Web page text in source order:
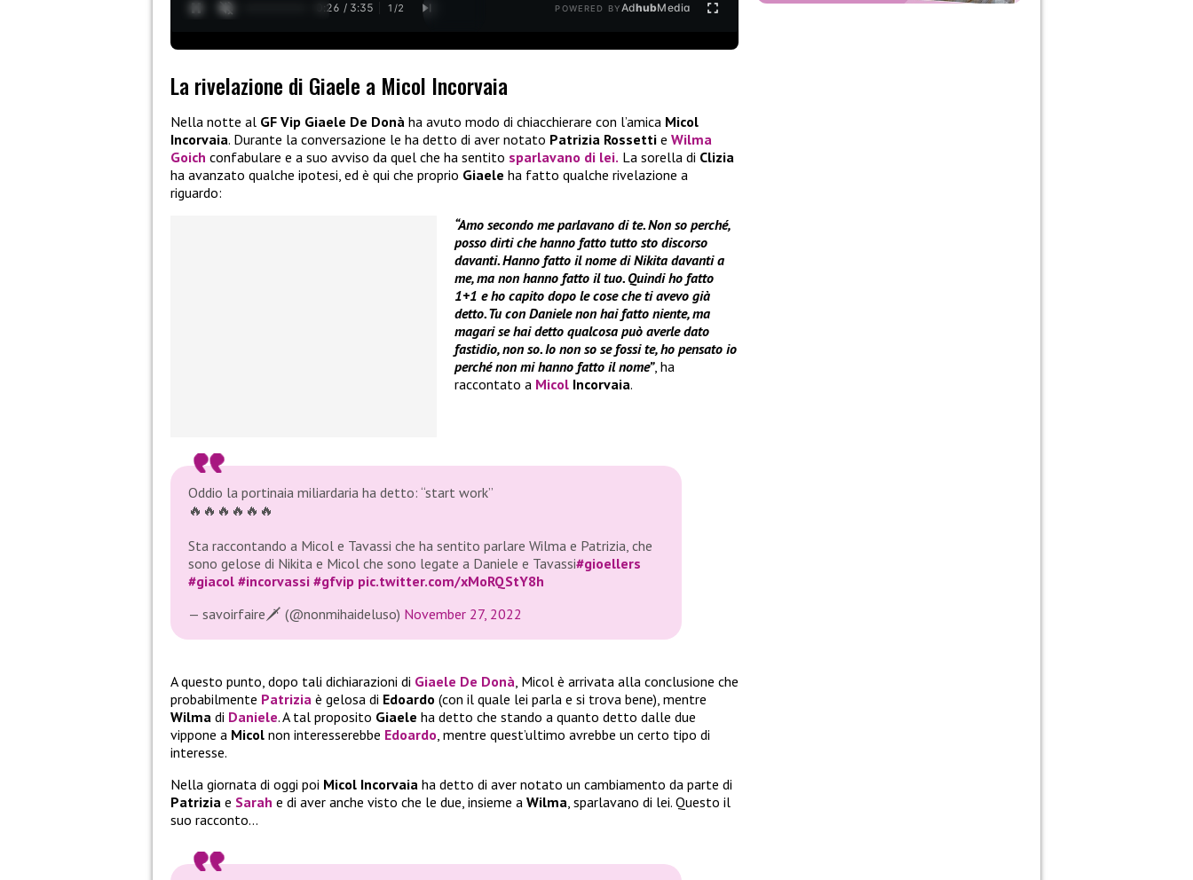
0:27 / 3:35 1 /2 POWERED BYAdhubMedia
La rivelazione di Giaele a Micol Incorvaia
Nella notte al GF Vip Giaele De Donà ha avuto modo di chiacchierare con l’amica Micol
Incorvaia. Durante la conversazione le ha detto di aver notato Patrizia Rossetti e Wilma
Goich confabulare e a suo avviso da quel che ha sentito sparlavano di lei. La sorella di Clizia
ha avanzato qualche ipotesi, ed è qui che proprio Giaele ha fatto qualche rivelazione a
riguardo:
“Amo secondo me parlavano di te. Non so perché,
posso dirti che hanno fatto tutto sto discorso
davanti. Hanno fatto il nome di Nikita davanti a
me, ma non hanno fatto il tuo. Quindi ho fatto
1+1 e ho capito dopo le cose che ti avevo già
detto. Tu con Daniele non hai fatto niente, ma
magari se hai detto qualcosa può averle dato
fastidio, non so. Io non so se fossi te, ho pensato io
perché non mi hanno fatto il nome”, ha
raccontato a Micol Incorvaia.
Oddio la portinaia miliardaria ha detto: “start work”
🔥🔥🔥🔥🔥🔥
Sta raccontando a Micol e Tavassi che ha sentito parlare Wilma e Patrizia, che
sono gelose di Nikita e Micol che sono legate a Daniele e Tavassi#gioellers
#giacol #incorvassi #gfvip pic.twitter.com/xMoRQStY8h
— savoirfaire🗡 (@nonmihaideluso) November 27, 2022
A questo punto, dopo tali dichiarazioni di Giaele De Donà , Micol è arrivata alla conclusione che
probabilmente Patrizia è gelosa di Edoardo (con il quale lei parla e si trova bene), mentre
Wilma di Daniele. A tal proposito Giaele ha detto che stando a quanto detto dalle due
vippone a Micol non interesserebbe Edoardo , mentre quest’ultimo avrebbe un certo tipo di
interesse.
Nella giornata di oggi poi Micol Incorvaia ha detto di aver notato un cambiamento da parte di
Patrizia e Sarah e di aver anche visto che le due, insieme a Wilma , sparlavano di lei. Questo il
suo racconto…